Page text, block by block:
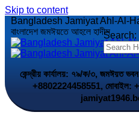
Skip to content
Search:
Bangladesh Jamiyat Ahl-Al-
বাংলাদেশ জমঈয়তে আহলে হাদীস
কেন্দ্রীয় কার্যালয়: ৭৯/ক/৩, জমঈয়ত
+8802224458551, মোবাইল: